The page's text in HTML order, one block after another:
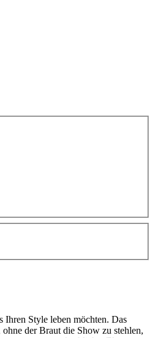
Ihren Style leben möchten. Das
der Braut die Show zu stehlen,